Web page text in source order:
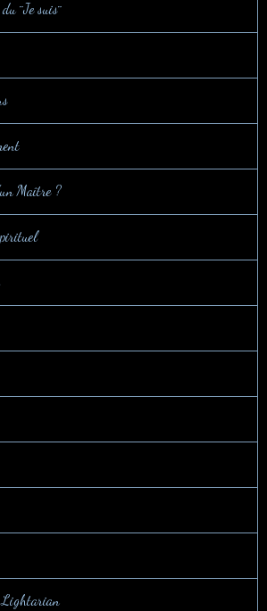
¨Je suis¨
Maître ?
Lightarian